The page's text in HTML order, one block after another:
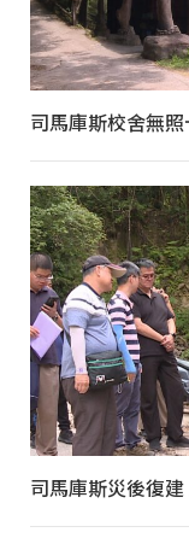
司馬庫斯校舍無
司馬庫斯災後復